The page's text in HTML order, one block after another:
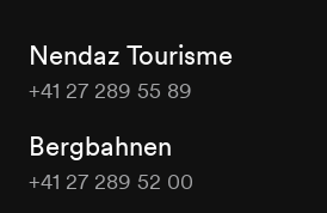
Nendaz Tourisme
+41 27 289 55 89
Bergbahnen
+41 27 289 52 00